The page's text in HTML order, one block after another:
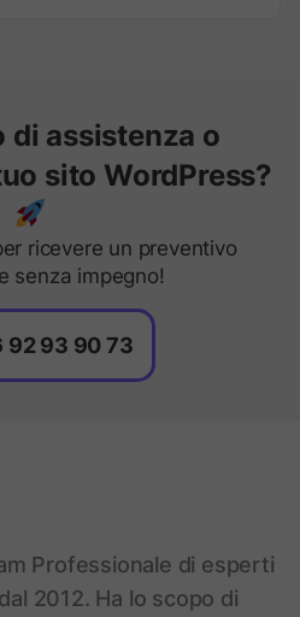
di assistenza o
sito WordPress?
ricevere un preventivo
senza impegno!
92 93 90 73
Professionale di esperti
2012. Ha lo scopo di